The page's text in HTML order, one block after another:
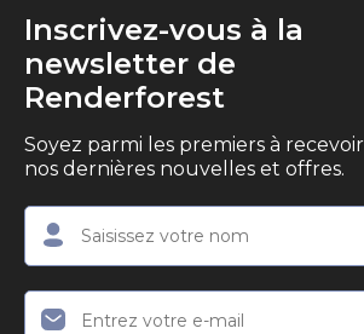
Inscrivez-vous à la
newsletter de
Renderforest
Soyez parmi les premiers à recevoir
nos dernières nouvelles et offres.